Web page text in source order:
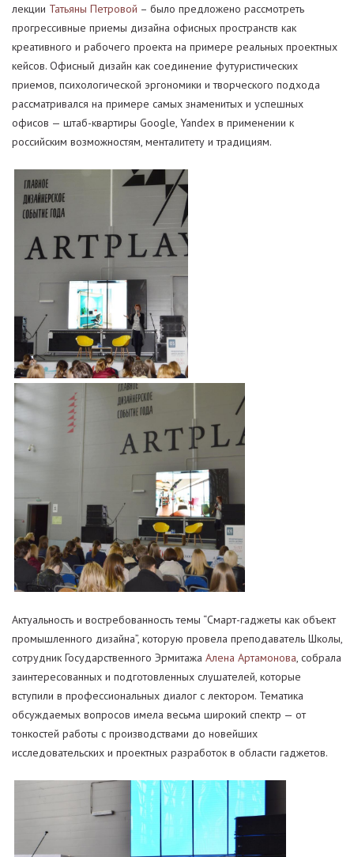
лекции Татьяны Петровой – было предложено рассмотреть
прогрессивные приемы дизайна офисных пространств как
креативного и рабочего проекта на примере реальных проектных
кейсов. Офисный дизайн как соединение футуристических
приемов, психологической эргономики и творческого подхода
рассматривался на примере самых знаменитых и успешных
офисов — штаб-квартиры Google, Yandex в применении к
российским возможностям, менталитету и традициям.
Актуальность и востребованность темы “Смарт-гаджеты как объект
промышленного дизайна”, которую провела преподаватель Школы,
сотрудник Государственного Эрмитажа Алена Артамонова, собрала
заинтересованных и подготовленных слушателей, которые
вступили в профессиональных диалог с лектором. Тематика
обсуждаемых вопросов имела весьма широкий спектр — от
тонкостей работы с производствами до новейших
исследовательских и проектных разработок в области гаджетов.